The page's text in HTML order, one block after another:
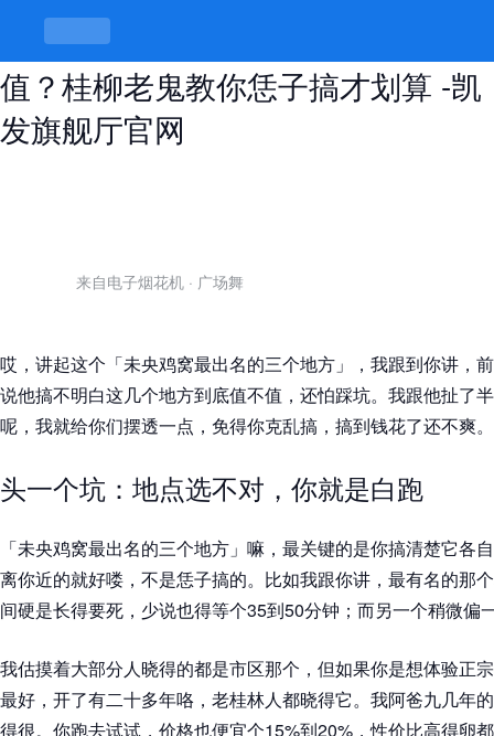
未央鸡窝最出名的三个地方到底值不
值？桂柳老鬼教你恁子搞才划算 -凯
发旗舰厅官网
来自电子烟花机 · 广场舞
哎，讲起这个「未央鸡窝最出名的三个地方」，我跟到你讲，
说他搞不明白这几个地方到底值不值，还怕踩坑。我跟他扯了
呢，我就给你们摆透一点，免得你克乱搞，搞到钱花了还不爽。
头一个坑：地点选不对，你就是白跑
「未央鸡窝最出名的三个地方」嘛，最关键的是你搞清楚它各
离你近的就好喽，不是恁子搞的。比如我跟你讲，最有名的那
间硬是长得要死，少说也得等个35到50分钟；而另一个稍微偏
我估摸着大部分人晓得的都是市区那个，但如果你是想体验正
最好，开了有二十多年咯，老桂林人都晓得它。我阿爸九几年
得很。你跑去试试，价格也便宜个15%到20%，性价比高得卵